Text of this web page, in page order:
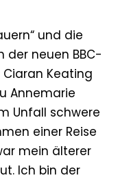
und die
der neuen BBC-
Ciaran Keating
Annemarie
Unfall schwere
einer Reise
mein älterer
Ich bin der